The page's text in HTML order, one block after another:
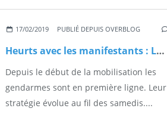
17/02/2019 PUBLIÉ DEPUIS OVERBLOG
Heurts avec les manifestants : La stratégie de la police
Depuis le début de la mobilisation les
gendarmes sont en première ligne. Leur
stratégie évolue au fil des samedis....